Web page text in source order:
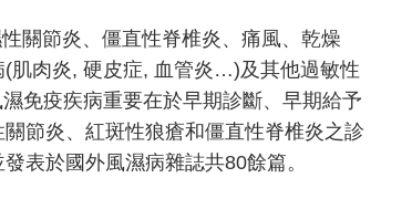
關節炎、僵直性脊椎炎、痛風、乾燥
肌肉炎, 硬皮症, 血管炎…)及其他過敏性
免疫疾病重要在於早期診斷、早期給予
節炎、紅斑性狼瘡和僵直性脊椎炎之診
表於國外風濕病雜誌共80餘篇。